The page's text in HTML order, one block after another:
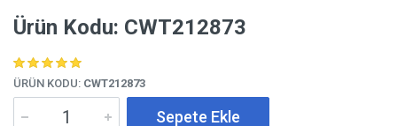
Ürün Kodu: CWT212873
ÜRÜN KODU: CWT212873
Sepete Ekle